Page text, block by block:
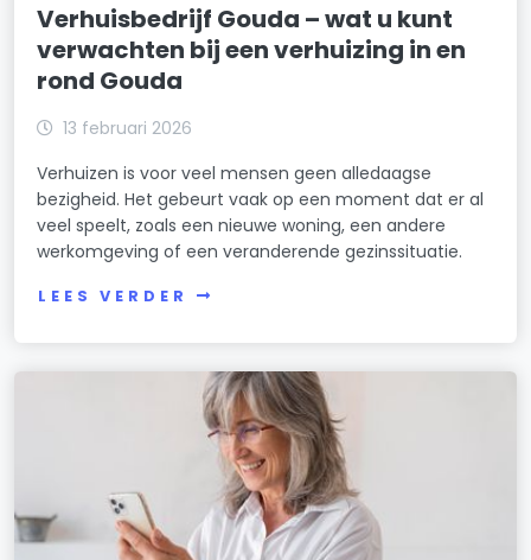
Verhuisbedrijf Gouda – wat u kunt
verwachten bij een verhuizing in en
rond Gouda
13 februari 2026
Verhuizen is voor veel mensen geen alledaagse
bezigheid. Het gebeurt vaak op een moment dat er al
veel speelt, zoals een nieuwe woning, een andere
werkomgeving of een veranderende gezinssituatie.
LEES VERDER